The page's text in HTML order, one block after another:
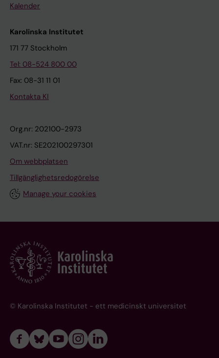
Kalender
Karolinska Institutet
171 77 Stockholm
Tel: 08-524 800 00
Fax: 08-31 11 01
Kontakta KI
Org.nr: 202100-2973
VAT.nr: SE202100297301
Om webbplatsen
Tillgänglighetsredogörelse
Manage your cookies
© Karolinska Institutet - ett medicinskt universitet